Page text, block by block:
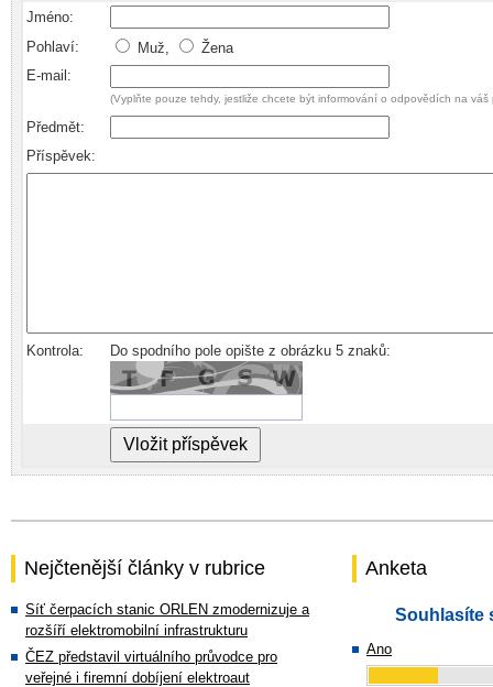
Jméno:
Pohlaví:
Muž,
Žena
E-mail:
(Vyplňte pouze tehdy, jestliže chcete být informování o odpovědích na váš
Předmět:
Příspěvek:
Kontrola: Do spodního pole opište z obrázku 5 znaků:
Nejčtenější články v rubrice
Síť čerpacích stanic ORLEN zmodernizuje a
rozšíří elektromobilní infrastrukturu
ČEZ představil virtuálního průvodce pro
veřejné i firemní dobíjení elektroaut
Anketa
Souhlasíte
Ano